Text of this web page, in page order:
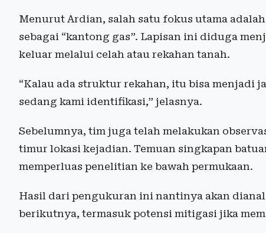
Menurut Ardian, salah satu fokus utama
sebagai “kantong gas”. Lapisan ini diduga
keluar melalui celah atau rekahan tanah.
“Kalau ada struktur rekahan, itu bisa menjadi
sedang kami identifikasi,” jelasnya.
Sebelumnya, tim juga telah melakukan
timur lokasi kejadian. Temuan singkapan
memperluas penelitian ke bawah permukaan.
Hasil dari pengukuran ini nantinya akan
berikutnya, termasuk potensi mitigasi jika